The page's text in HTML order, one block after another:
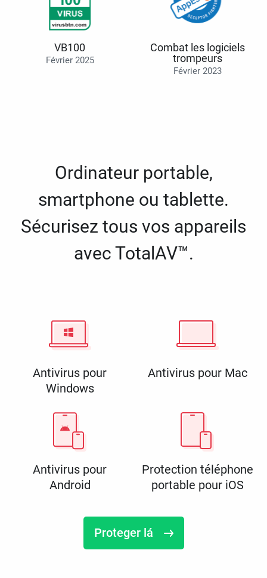
VB100
Février 2025
Combat les logiciels
trompeurs
Février 2023
Ordinateur portable,
smartphone ou tablette.
Sécurisez tous vos appareils
avec TotalAV™.
Antivirus pour
Windows
Antivirus pour Mac
Antivirus pour
Android
Protection téléphone
portable pour iOS
Proteger lá